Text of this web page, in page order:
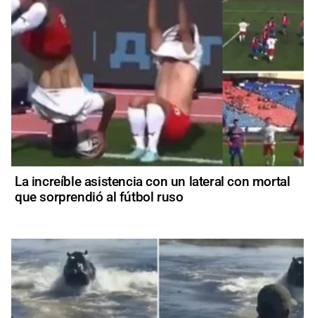
La increíble asistencia con un lateral con mortal
que sorprendió al fútbol ruso